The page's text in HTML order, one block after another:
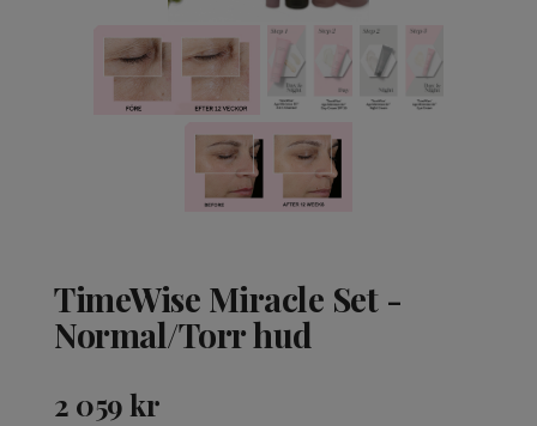
TimeWise Miracle Set -
Normal/Torr hud
2 059kr